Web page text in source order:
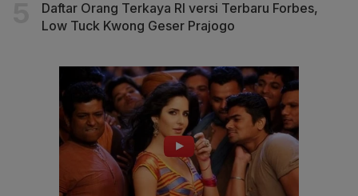
Daftar Orang Terkaya RI versi Terbaru Forbes,
Low Tuck Kwong Geser Prajogo